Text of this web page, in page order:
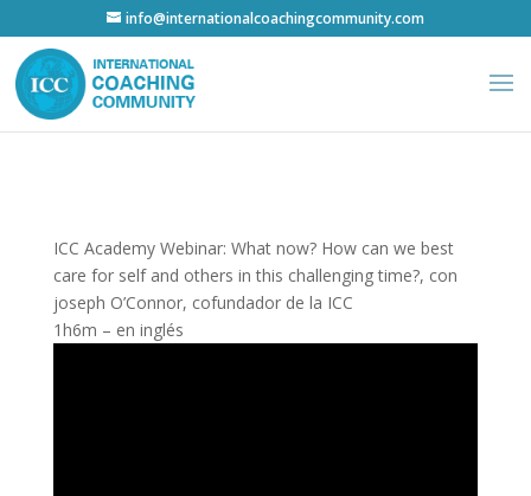
info@internationalcoachingcommunity.com
ICC Academy Webinar: What now? How can we best
care for self and others in this challenging time?, con
joseph O’Connor, cofundador de la ICC
1h6m – en inglés